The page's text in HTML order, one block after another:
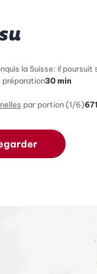
la Suisse: il
préparation30 min
par portion (1/6)671